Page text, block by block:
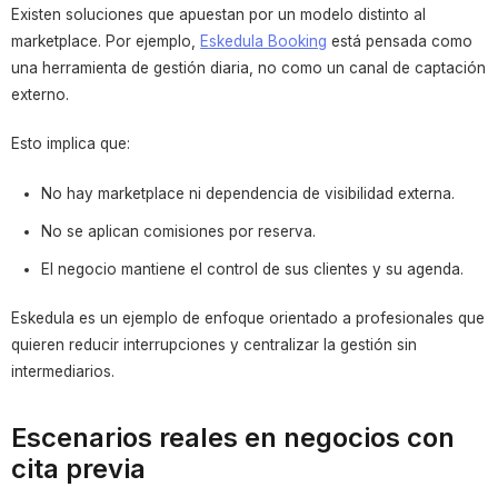
Existen soluciones que apuestan por un modelo distinto al
marketplace. Por ejemplo,
Eskedula Booking está pensada como
una herramienta de gestión diaria, no como un canal de captación
externo.
Esto implica que:
No hay marketplace ni dependencia de visibilidad externa.
No se aplican comisiones por reserva.
El negocio mantiene el control de sus clientes y su agenda.
Eskedula es un ejemplo de enfoque orientado a profesionales que
quieren reducir interrupciones y centralizar la gestión sin
intermediarios.
Escenarios reales en negocios con
cita previa